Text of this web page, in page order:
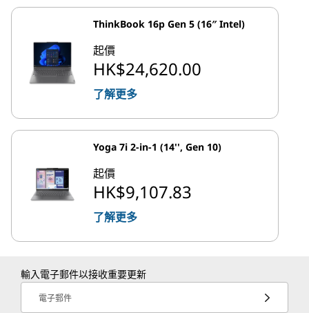
ThinkBook 16p Gen 5 (16″ Intel)
起價
HK$24,620.00
了解更多
Yoga 7i 2-in-1 (14'', Gen 10)
起價
HK$9,107.83
了解更多
輸入電子郵件以接收重要更新
電子郵件